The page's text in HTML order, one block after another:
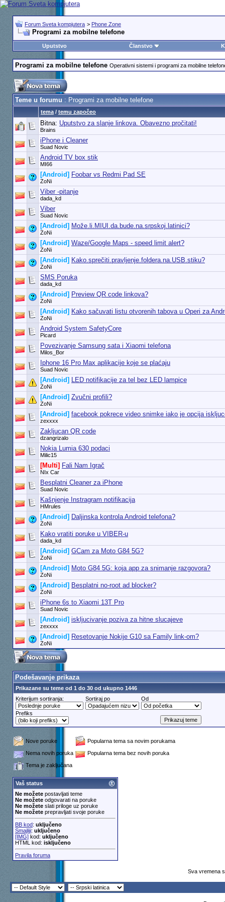
Forum Sveta kompjutera > Phone Zone
Programi za mobilne telefone
Uputstvo Članstvo
Programi za mobilne telefone Operativni sistemi i programi za mobilne
Teme u forumu: Programi za mobilne telefone
tema/ temu započeo
Bitna: Uputstvo za slanje linkova. Obavezno pročitati!
Brains
iPhone i Cleaner
Suad Novic
Android TV box stik
MI66
[Android] Foobar vs Redmi Pad SE
ZoNi
Viber -pitanje
dada_kd
Viber
Suad Novic
[Android] Može.li.MIUI.da.bude.na.srpskoj.latinici?
ZoNi
[Android] Waze/Google Maps - speed limit alert?
ZoNi
[Android] Kako.sprečiti.pravljenje.foldera.na.USB.stiku?
ZoNi
SMS Poruka
dada_kd
[Android] Preview QR code linkova?
ZoNi
[Android] Kako sačuvati listu otvorenih tabova u Operi za
ZoNi
Android System SafetyCore
Picard
Povezivanje Samsung sata i Xiaomi telefona
Milos_Bor
Iphone 16 Pro Max aplikacije koje se plaćaju
Suad Novic
[Android] LED notifikacije za tel bez LED lampice
ZoNi
[Android] Zvučni profili?
ZoNi
[Android] facebook pokrece video snimke iako je opcija
zexxxx
Zakljucan QR code
dzangrizalo
Nokia Lumia 630 podaci
Milic15
[Multi] Fali Nam Igrač
NIx Car
Besplatni Cleaner za iPhone
Suad Novic
Kašnjenje Instragram notifikacija
HMrules
[Android] Daljinska kontrola Android telefona?
ZoNi
Kako vratiti poruke u VIBER-u
dada_kd
[Android] GCam za Moto G84 5G?
ZoNi
[Android] Moto G84 5G: koja app za snimanje razgovora?
ZoNi
[Android] Besplatni no-root ad blocker?
ZoNi
iPhone 6s to Xiaomi 13T Pro
Suad Novic
[Android] iskljucivanje poziva za hitne slucajeve
zexxxx
[Android] Resetovanje Nokije G10 sa Family link-om?
ZoNi
Podešavanje prikaza
Prikazane su teme od 1 do 30 od ukupno 1446
Kriterijum sortiranja:
Sortiraj po Od
Prefiks
Nove poruke
Popularna tema sa novim porukama
Nema novih poruka
Popularna tema bez novih poruka
Tema je zaključana
Vaš status
Ne možetepostavljati teme
Ne možeteodgovarati na poruke
Ne možeteslati priloge uz poruke
Ne možeteprepravljati svoje poruke
BB kod: uključeno
Smajliji: uključeno
[IMG]kod: uključeno
HTML kod: isključeno
Pravila foruma
Sva vremena